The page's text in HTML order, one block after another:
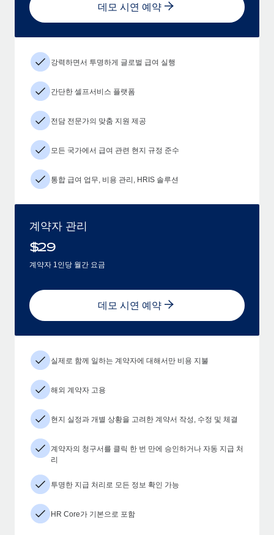
데모 시연 예약
강력하면서 투명하게 글로벌 급여 실행
간단한 셀프서비스 플랫폼
전담 전문가의 맞춤 지원 제공
모든 국가에서 급여 관련 현지 규정 준수
통합 급여 업무, 비용 관리, HRIS 솔루션
계약자 관리
$29
계약자 1인당 월간 요금
데모 시연 예약
실제로 함께 일하는 계약자에 대해서만 비용 지불
해외 계약자 고용
현지 실정과 개별 상황을 고려한 계약서 작성, 수정 및 체결
계약자의 청구서를 클릭 한 번 만에 승인하거나 자동 지급 처
리
투명한 지급 처리로 모든 정보 확인 가능
HR Core가 기본으로 포함